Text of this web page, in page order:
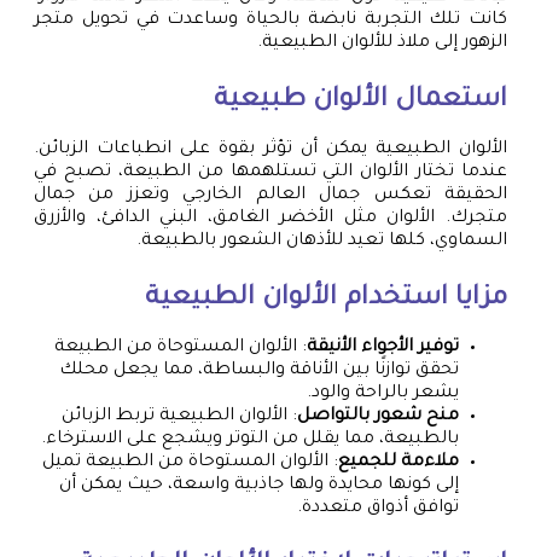
كانت تلك التجربة نابضة بالحياة وساعدت في تحويل متجر
الزهور إلى ملاذ للألوان الطبيعية.
استعمال الألوان طبيعية
الألوان الطبيعية يمكن أن تؤثر بقوة على انطباعات الزبائن.
عندما تختار الألوان التي تستلهمها من الطبيعة، تصبح في
الحقيقة تعكس جمال العالم الخارجي وتعزز من جمال
متجرك. الألوان مثل الأخضر الغامق، البني الدافئ، والأزرق
السماوي، كلها تعيد للأذهان الشعور بالطبيعة.
مزايا استخدام الألوان الطبيعية
توفير الأجواء الأنيقة: الألوان المستوحاة من الطبيعة
تحقق توازنًا بين الأناقة والبساطة، مما يجعل محلك
يشعر بالراحة والود.
منح شعور بالتواصل: الألوان الطبيعية تربط الزبائن
بالطبيعة، مما يقلل من التوتر ويشجع على الاسترخاء.
ملاءمة للجميع: الألوان المستوحاة من الطبيعة تميل
إلى كونها محايدة ولها جاذبية واسعة، حيث يمكن أن
توافق أذواق متعددة.